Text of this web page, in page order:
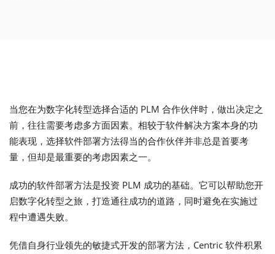
当您在为数字化转型选择合适的 PLM 合作伙伴时，做出决定之
前，往往需要考虑多方面因素。相较于软件解决方案本身的功
能表现，选择软件部署方法得当的合作伙伴并非总是首要考
量，但却是最重要的考虑因素之一。
成功的软件部署方法是投资 PLM 成功的基础。它可以帮助您开
启数字化转型之旅，打造通往成功的道路，同时避免在实施过
程中遭遇失败。
凭借自身行业领先的敏捷式开发的部署方法，Centric 软件积累